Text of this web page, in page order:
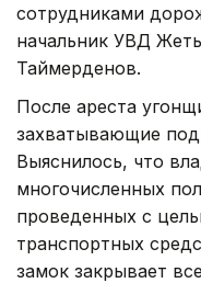
сотрудниками
начальник УВД
Таймерденов.
После ареста
захватывающие
Выяснилось, что
многочисленных
проведенных с
транспортных
замок закрывает